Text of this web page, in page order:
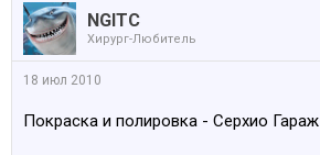
NGITC
Хирург-Любитель
18 июл 2010
Покраска и полировка - Серхио Гараж